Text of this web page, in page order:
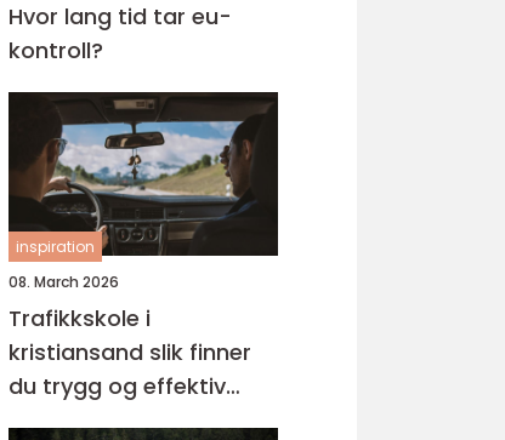
Hvor lang tid tar eu-
kontroll?
inspiration
08. March 2026
Trafikkskole i
kristiansand slik finner
du trygg og effektiv
opplæring